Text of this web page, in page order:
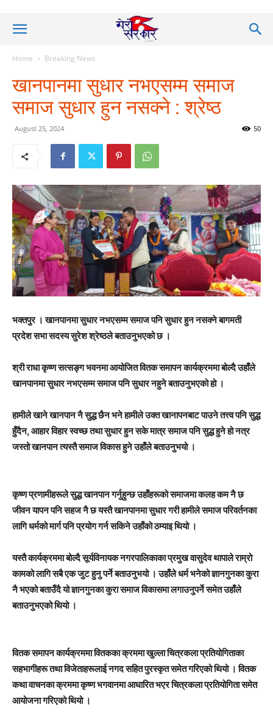
Home Breaking News
खानपानमा सुधार नभएसम्म समाज
समाज सुधार हुन नसक्ने : श्रेष्ठ
August 25, 2024 50
भक्तपुर । खानपानमा सुधार नभएसम्म समाज पनि सुधार हुन नसक्ने बागमती
प्रदेश सभा सदस्य सुरेश श्रेष्ठले बताउनुभएको छ ।
श्री राधा कृष्ण सत्सङ्ग भवनमा आयोजित वितक समापन कार्यक्रममा बोल्दै उहाँले
खानपानमा सुधार नभएसम्म समाज पनि सुधार नहुने बताउनुभएको हो ।
हामीले खाने खानपान नै सुद्ध छैन भने हामीले उक्त खानापनबाट पाउने तत्त्व पनि सुद्ध
हुँदैन, आहार विहार स्वच्छ तथा सुधार हुन सके मात्र समाज पनि सुद्ध हुने हो नत्र
जस्तो खानपान त्यस्तै समाज विकास हुने उहाँले बताउनुभयो ।
कृष्ण प्रणामीहरूले सुद्ध खानपान गर्नुहुन्छ उहाँहरूको समाजमा कलह कम नै छ
जीवन यापन पनि सहज नै छ यस्तै खानपानमा सुधार गरी हामीले समाज परिवर्तनका
लागि धर्मको मार्ग पनि प्रयोग गर्न सकिने उहाँको ठम्याइ थियो ।
यस्तै कार्यक्रममा बोल्दै सूर्यविनायक नगरपालिकाका प्रमुख वासुदेव थापाले राम्रो
कामको लागि सबै एक जुट हुनु पर्ने बताउनुभयो । उहाँले धर्म भनेको ज्ञानगुनका कुरा
नै भएको बताउँदै यो ज्ञानगुनका कुरा समाज विकासमा लगाउनुपर्ने समेत उहाँले
बताउनुभएको थियो ।
वितक समापन कार्यक्रममा वितकका क्रममा खुल्ला चित्रकला प्रतियोगिताका
सहभागीहरू तथा विजेताहरूलाई नगद सहित पुरस्कृत समेत गरिएको थियो । वितक
कथा वाचनका क्रममा कृष्ण भगवानमा आधारित भएर चित्रकला प्रतियोगिता समेत
आयोजना गरिएको थियो ।